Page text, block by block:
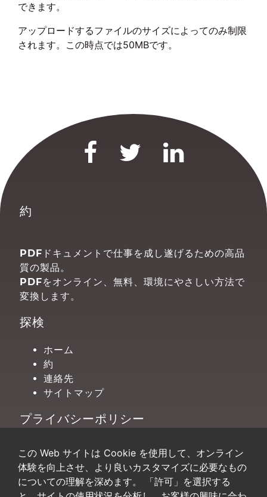
できます。
アップロードするファイルのサイズによってのみ制限
されます。この時点では50MBです。
約
PDFドキュメントで仕事を成し遂げるための高品
質の製品。
PDFをオンライン、無料、環境にやさしい方法で
変換します。
探検
ホーム
約
連絡先
サイトマップ
プライバシーポリシー
条項
プライバシー
クッキー設定
この Web サイトは Cookie を使用して、オンライン
体験を向上させ、より良いカスタマイズに必要なもの
についての理解を深めます。 「許可」を選択する